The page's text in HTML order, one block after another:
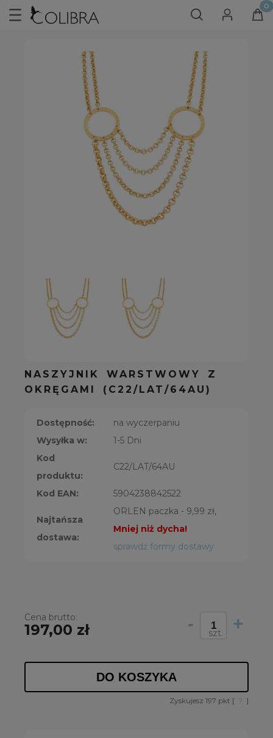
NASZYJNIK WARSTWOWY Z
OKRĘGAMI (C22/LAT/64AU)
Dostępność:
na wyczerpaniu
Wysyłka w:
1-5 Dni
Kod
produktu:
C22/LAT/64AU
Kod EAN: 5904238842522
Najtańsza
dostawa:
ORLEN paczka - 9,99 zł,
Mniej niż dycha!
sprawdź formy dostawy
Cena brutto:
197,00 zł - +
szt.
DO KOSZYKA
Zyskujesz 197 pkt [ ? ]